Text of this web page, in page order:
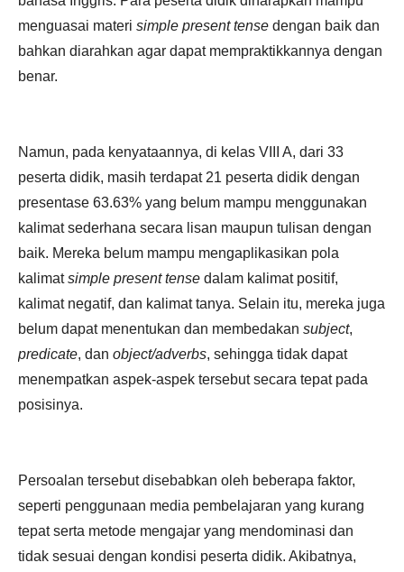
menguasai materi simple present tense dengan baik dan
bahkan diarahkan agar dapat mempraktikkannya dengan
benar.
Namun, pada kenyataannya, di kelas VIII A, dari 33
peserta didik, masih terdapat 21 peserta didik dengan
presentase 63.63% yang belum mampu menggunakan
kalimat sederhana secara lisan maupun tulisan dengan
baik. Mereka belum mampu mengaplikasikan pola
kalimatsimple present tense dalam kalimat positif,
kalimat negatif, dan kalimat tanya. Selain itu, mereka juga
belum dapat menentukan dan membedakan subject,
predicate, dan object/adverbs, sehingga tidak dapat
menempatkan aspek-aspek tersebut secara tepat pada
posisinya.
Persoalan tersebut disebabkan oleh beberapa faktor,
seperti penggunaan media pembelajaran yang kurang
tepat serta metode mengajar yang mendominasi dan
tidak sesuai dengan kondisi peserta didik. Akibatnya,